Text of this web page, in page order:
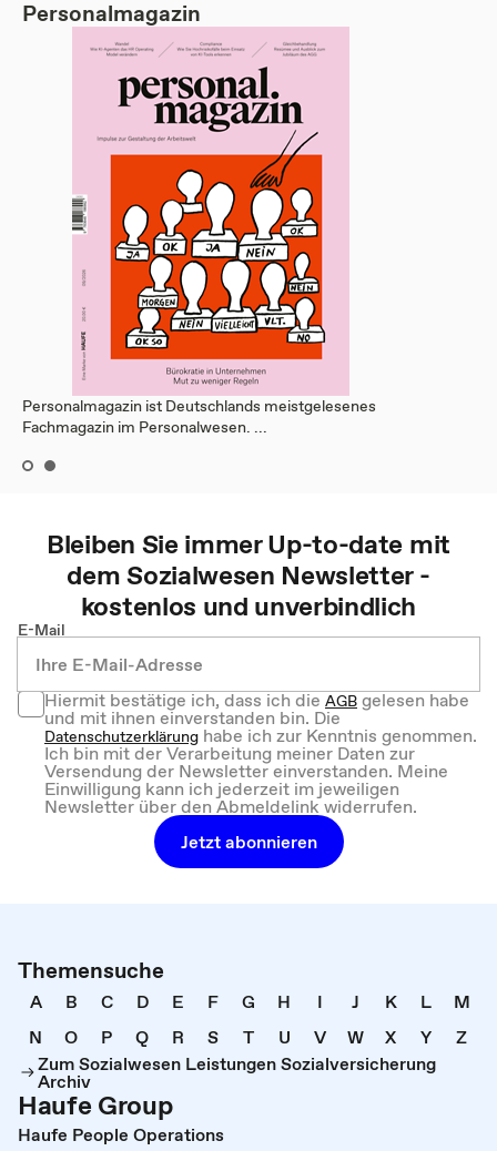
Personalmagazin
Personalmagazin ist Deutschlands meistgelesenes
Fachmagazin im Personalwesen. ...
Bleiben Sie immer Up-to-date mit
demSozialwesen Newsletter -
kostenlos und unverbindlich
E-Mail
Hiermit bestätige ich, dass ich dieAGBgelesen habe
und mit ihnen einverstanden bin. Die
Datenschutzerklärung habe ich zur Kenntnis genommen.
Ich bin mit der Verarbeitung meiner Daten zur
Versendung der Newsletter einverstanden. Meine
Einwilligung kann ich jederzeit im jeweiligen
Newsletter über den Abmeldelink widerrufen.
Jetzt abonnieren
Themensuche
A B C D E F G H I J K L
M
N
O P Q R S T U V W X Y
Z
Zum Sozialwesen Leistungen Sozialversicherung
Archiv
Haufe Group
Haufe People Operations